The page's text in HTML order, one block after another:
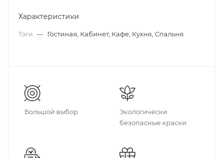
Характеристики
Тэги — Гостиная, Кабинет, Кафе, Кухня, Спальня
Большой выбор
Экологически
безопасные краски